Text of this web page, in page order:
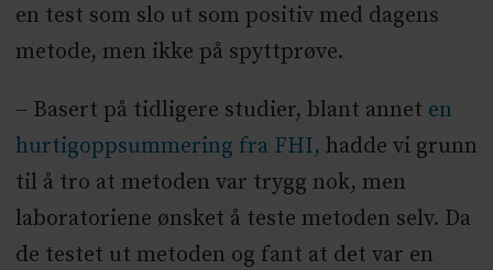
en test som slo ut som positiv med dagens
metode, men ikke på spyttprøve.
– Basert på tidligere studier, blant annet en
hurtigoppsummering fra FHI, hadde vi grunn
til å tro at metoden var trygg nok, men
laboratoriene ønsket å teste metoden selv. Da
de testet ut metoden og fant at det var en